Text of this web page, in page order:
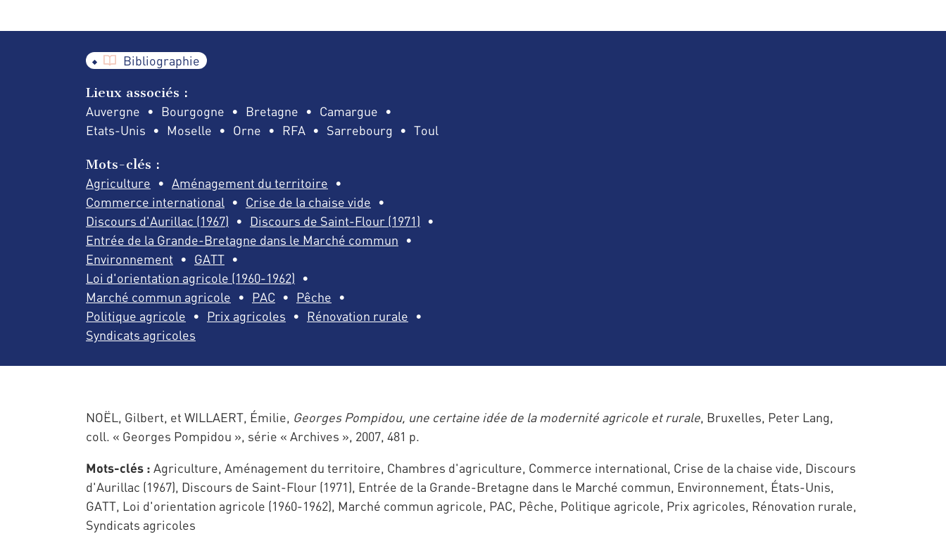
Bibliographie
Lieux associés :
Auvergne Bourgogne Bretagne
Camargue
Etats-Unis
Moselle Orne RFA Sarrebourg Toul
Mots-clés :
Agriculture
Aménagement du territoire
Commerce international
Crise de la chaise vide
Discours d'Aurillac (1967)
Discours de Saint-Flour (1971)
Entrée de la Grande-Bretagne dans le Marché commun
Environnement
GATT
Loi d'orientation agricole (1960-1962)
Marché commun agricole
PAC
Pêche
Politique agricole
Prix agricoles
Rénovation rurale
Syndicats agricoles
NOËL, Gilbert, et WILLAERT, Émilie, Georges Pompidou, une certaine idée de la modernité agricole et rurale, Bruxelles, Peter Lang,
coll. « Georges Pompidou », série « Archives », 2007, 481 p.
Mots-clés : Agriculture, Aménagement du territoire, Chambres d'agriculture, Commerce international, Crise de la chaise vide, Discours
d'Aurillac (1967), Discours de Saint-Flour (1971), Entrée de la Grande-Bretagne dans le Marché commun, Environnement, États-Unis,
GATT, Loi d'orientation agricole (1960-1962), Marché commun agricole, PAC, Pêche, Politique agricole, Prix agricoles, Rénovation rurale,
Syndicats agricoles